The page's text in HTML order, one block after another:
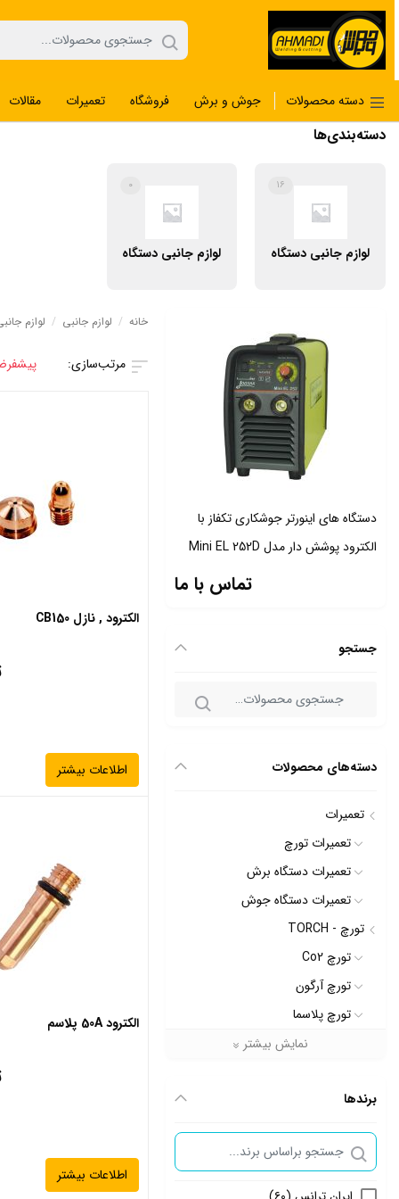
دسته محصولات جوش و برش فروشگاه تعمیرات مقالات
دسته‌بندی‌ها
لوازم جانبی دستگاه
۱۶
لوازم جانبی دستگاه
۰
دستگاه های اینورتر جوشكاري تکفاز با
الکترود پوشش دار مدل Mini EL 252D
تماس با ما
جستجو
دسته‌های محصولات
تعمیرات
تعمیرات تورچ
تعمیرات دستگاه برش
تعمیرات دستگاه جوش
تورچ - TORCH
تورچ Co2
تورچ آرگون
تورچ پلاسما
دستگاه برش- CUTTING
دستگاه برش ریلی
دستگاه جوش- WELDING
دستگاه جوش co2
دستگاه جوش CO2 اینورتری
نمایش بیشتر
برندها
خانه / لوازم جانبی / لوازم
الکترود , نازل CB150
اطلاعات بیشتر
الکترود 50A پلاسم
اطلاعات بیشتر